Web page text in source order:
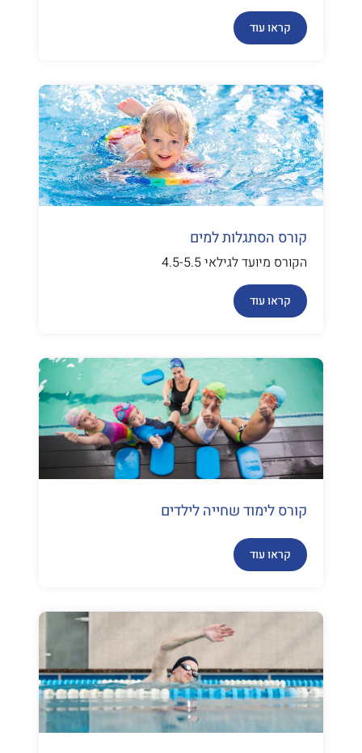
קראו עוד
קורס הסתגלות למים
הקורס מיועד לגילאי 4.5-5.5
קראו עוד
קורס לימוד שחייה לילדים
קראו עוד